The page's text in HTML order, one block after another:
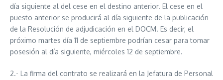
día siguiente al del cese en el destino anterior. El cese en el
puesto anterior se producirá al día siguiente de la publicación
de la Resolución de adjudicación en el DOCM. Es decir, el
próximo martes día 11 de septiembre podrían cesar para tomar
posesión al día siguiente, miércoles 12 de septiembre.
2.- La firma del contrato se realizará en la Jefatura de Personal